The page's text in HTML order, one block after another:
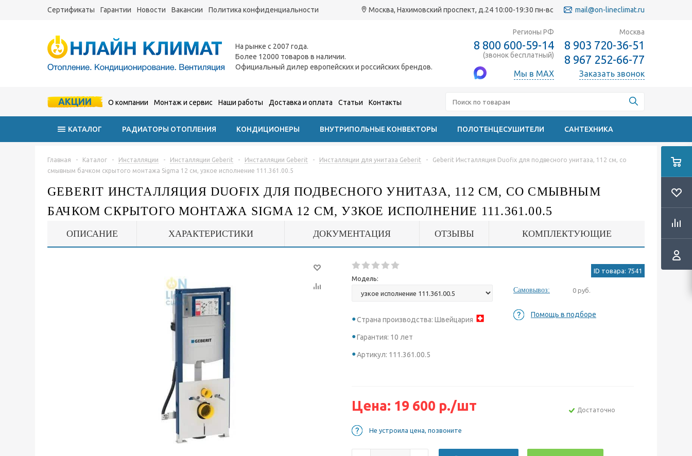
Сертификаты Гарантии Новости Вакансии Политика конфиденциальности Москва, Нахимовский проспект, д.24 10:00-19:30 пн-вс mail@on-lineclimat.ru
На рынке с 2007 года.
Более 12000 товаров в наличии.
Официальный дилер европейских и российских брендов.
Регионы РФ
8 800 600-59-14
(звонок бесплатный)
Мы в MAX
Москва
8 903 720-36-51
8 967 252-66-77
Заказать звонок
АКЦИИ О компании Монтаж и сервис Наши работы Доставка и оплата Статьи Контакты
КАТАЛОГ РАДИАТОРЫ ОТОПЛЕНИЯ КОНДИЦИОНЕРЫ ВНУТРИПОЛЬНЫЕ КОНВЕКТОРЫ ПОЛОТЕНЦЕСУШИТЕЛИ САНТЕХНИКА
Главная - Каталог - Инсталляции - Инсталляции Geberit - Инсталляции Geberit - Инсталляции для унитаза Geberit -
Geberit Инсталляция Duofix для подвесного унитаза, 112 см, со
смывным бачком скрытого монтажа Sigma 12 см, узкое исполнение 111.361.00.5
GEBERIT ИНСТАЛЛЯЦИЯ DUOFIX ДЛЯ ПОДВЕСНОГО УНИТАЗА, 112 СМ, СО СМЫВНЫМ
БАЧКОМ СКРЫТОГО МОНТАЖА SIGMA 12 СМ, УЗКОЕ ИСПОЛНЕНИЕ 111.361.00.5
ОПИСАНИЕ ХАРАКТЕРИСТИКИ ДОКУМЕНТАЦИЯ ОТЗЫВЫ КОМПЛЕКТУЮЩИЕ
Модель:
Страна производства: Швейцария
Гарантия: 10 лет
Артикул: 111.361.00.5
ID товара: 7541
Самовывоз: 0 руб.
Помощь в подборе
Цена: 19 600 р./шт Достаточно
Не устроила цена, позвоните